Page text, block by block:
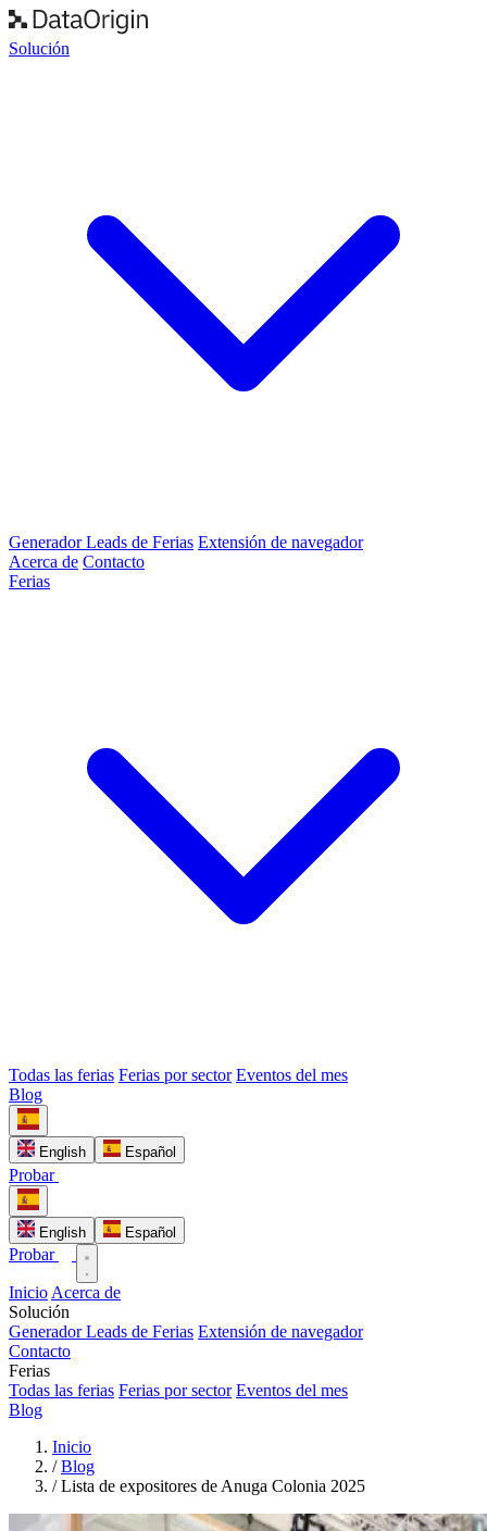
Solución
Generador Leads de Ferias Extensión de navegador
Acerca de Contacto
Ferias
Todas las ferias Ferias por sector Eventos del mes
Blog
English Español
Probar
English Español
Probar
Inicio Acerca de
Solución
Generador Leads de Ferias Extensión de navegador
Contacto
Ferias
Todas las ferias Ferias por sector Eventos del mes
Blog
Inicio
/ Blog
/ Lista de expositores de Anuga Colonia 2025